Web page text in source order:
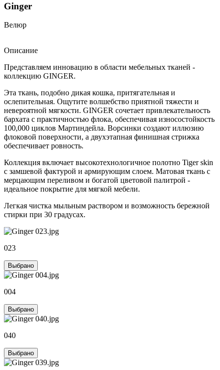
Ginger
Велюр
Описание
Представляем инновацию в области мебельных тканей -
коллекцию GINGER.
Эта ткань, подобно дикая кошка, притягательная и
ослепительная. Ощутите волшебство приятной тяжести и
невероятной мягкости. GINGER сочетает привлекательность
бархата с практичностью флока, обеспечивая износостойкость
100,000 циклов Мартиндейла. Ворсинки создают иллюзию
флоковой поверхности, а двухэтапная финишная стрижка
обеспечивает ровность.
Коллекция включает высокотехнологичное полотно Tiger skin
с замшевой фактурой и армирующим слоем. Матовая ткань с
мерцающим переливом и богатой цветовой палитрой -
идеальное покрытие для мягкой мебели.
Легкая чистка мыльным раствором и возможность бережной
стирки при 30 градусах.
023
Выбрано
004
Выбрано
040
Выбрано